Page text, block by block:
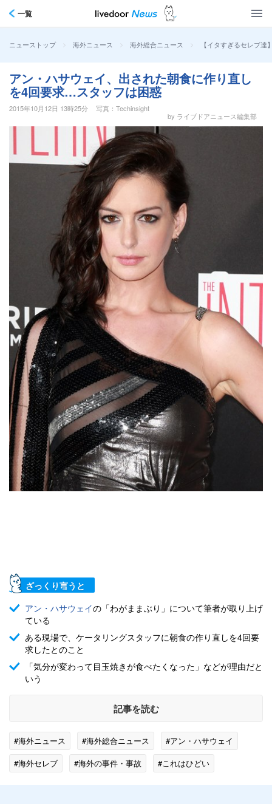
一覧
ニューストップ > 海外ニュース > 海外総合ニュース > 【イタすぎるセレブ
アン・ハサウェイ、出された朝食に作り直し
を4回要求…スタッフは困惑
2015年10月12日 13時25分
写真：Techinsight
by ライブドアニュース編集部
ざっくり言うと
アン・ハサウェイの「わがままぶり」について筆者が取り上げ
ている
ある現場で、ケータリングスタッフに朝食の作り直しを4回要
求したとのこと
「気分が変わって目玉焼きが食べたくなった」などが理由だと
いう
記事を読む
#海外ニュース #海外総合ニュース
#アン・ハサウェイ
#海外セレブ
#海外の事件・事故 #これはひどい